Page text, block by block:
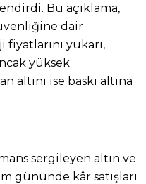
Bu açıklama,
dair
yukarı,
yüksek
altını ise baskı altına
sergileyen altın ve
gününde kâr satışları